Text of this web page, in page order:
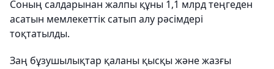
Соның салдарынан жалпы құны 1,1 млрд теңгеден
асатын мемлекеттік сатып алу рәсімдері
тоқтатылды.
Заң бұзушылықтар қаланы қысқы және жазғы